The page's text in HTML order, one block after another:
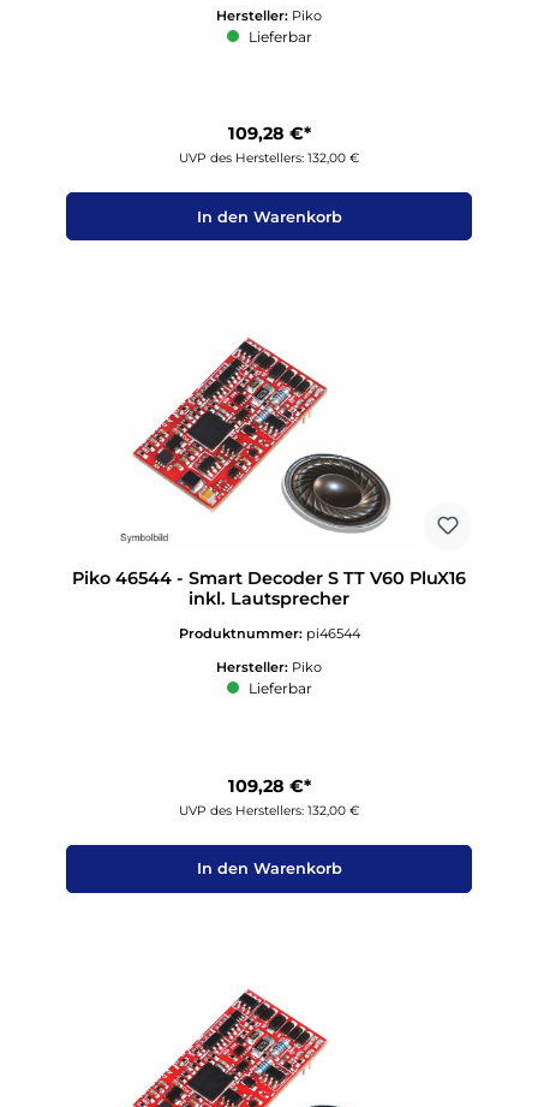
Hersteller: Piko
Lieferbar
109,28 €*
UVP des Herstellers: 132,00 €
In den Warenkorb
Piko 46544 - Smart Decoder S TT V60 PluX16
inkl. Lautsprecher
Produktnummer: pi46544
Hersteller: Piko
Lieferbar
109,28 €*
UVP des Herstellers: 132,00 €
In den Warenkorb